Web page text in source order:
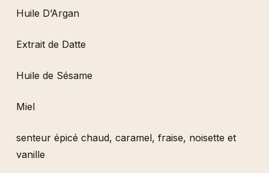
Huile D’Argan
Extrait de Datte
Huile de Sésame
Miel
senteur épicé chaud, caramel, fraise, noisette et
vanille